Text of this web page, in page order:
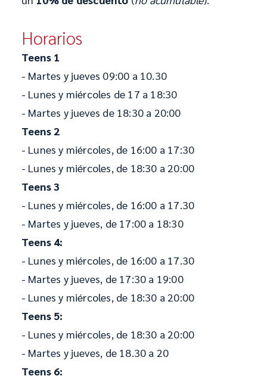
Horarios
Teens 1
- Martes y jueves 09:00 a 10.30
- Lunes y miércoles de 17 a 18:30
- Martes y jueves de 18:30 a 20:00
Teens 2
- Lunes y miércoles, de 16:00 a 17:30
- Lunes y miércoles, de 18:30 a 20:00
Teens 3
- Lunes y miércoles, de 16:00 a 17.30
- Martes y jueves, de 17:00 a 18:30
Teens 4:
- Lunes y miércoles, de 16:00 a 17.30
- Martes y jueves, de 17:30 a 19:00
- Lunes y miércoles, de 18:30 a 20:00
Teens 5:
- Lunes y miércoles, de 18:30 a 20:00
- Martes y jueves, de 18.30 a 20
Teens 6: